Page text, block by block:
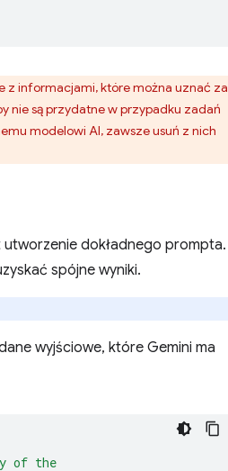
z informacjami, które można uznać za
nie są przydatne w przypadku zadań
modelowi AI, zawsze usuń z nich
dokładnego prompta.
spójne wyniki.
wyjściowe, które Gemini ma
of the